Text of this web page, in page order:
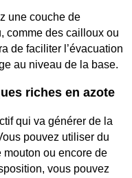
une couche de
comme des cailloux ou
de faciliter l’évacuation
au niveau de la base.
riches en azote
qui va générer de la
pouvez utiliser du
mouton ou encore de
vous pouvez